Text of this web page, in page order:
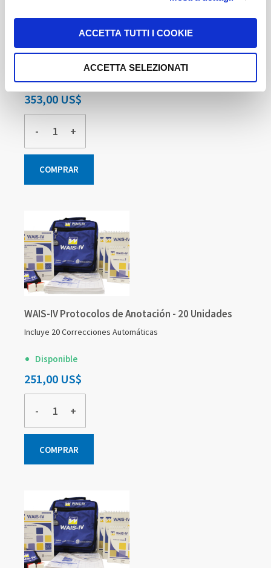
ACCETTA TUTTI I COOKIE
ACCETTA SELEZIONATI
WAIS-IV Protocolos de Anotación - 30 Unidades
Incluye 30 Correcciones Automáticas
Disponible
353,00 US$
- +
COMPRAR
WAIS-IV Protocolos de Anotación - 20 Unidades
Incluye 20 Correcciones Automáticas
Disponible
251,00 US$
- +
COMPRAR